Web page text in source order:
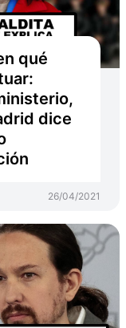
qué
dice
26/04/2021